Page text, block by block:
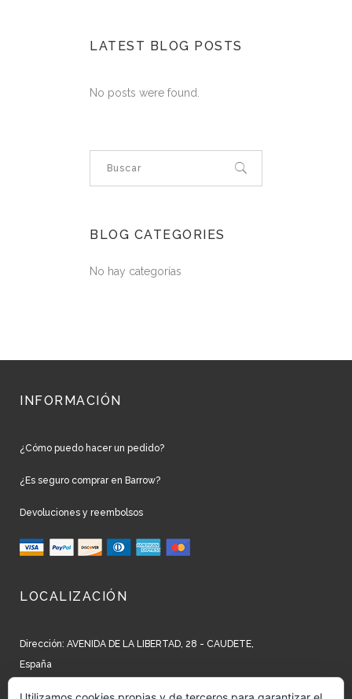
LATEST BLOG POSTS
No posts were found.
BLOG CATEGORIES
No hay categorías
INFORMACIÓN
¿Cómo puedo hacer un pedido?
¿Es seguro comprar en Barrow?
Devoluciones y reembolsos
LOCALIZACIÓN
Dirección: AVENIDA DE LA LIBERTAD, 28 - CAUDETE,
España
Teléfono: +34 965 827 250